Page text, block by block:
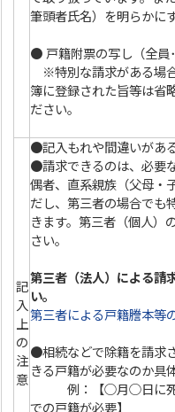
筆頭者氏名）を明らかに
● 戸籍附票の写し（全員
※特別な請求がある場
簿に登録された旨等は省
ださい。
記
入
上
の
注
意
●記入もれや間違いがあ
●請求できるのは、必要
偶者、直系親族（父母・
だし、第三者の場合でも
きます。第三者（個人）
さい。
第三者（法人）による請
い。
第三者による戸籍謄本等
●相続などで除籍を請求
きる戸籍が必要なのか具
例：【○月○日に死
での戸籍が必要】